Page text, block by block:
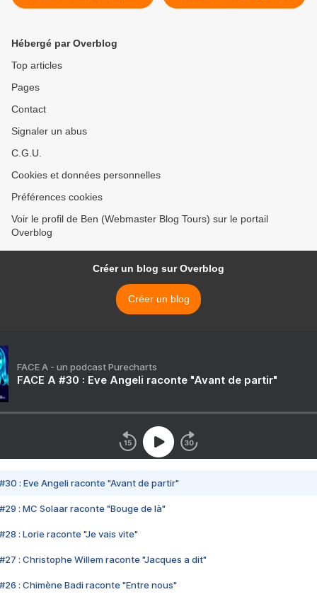
Hébergé par Overblog
Top articles
Pages
Contact
Signaler un abus
C.G.U.
Cookies et données personnelles
Préférences cookies
Voir le profil de Ben (Webmaster Blog Tours) sur le portail
Overblog
Créer un blog sur Overblog
Créer un blog
FACE A - un podcast Purecharts
FACE A #30 : Eve Angeli raconte "Avant de partir"
#30 : Eve Angeli raconte "Avant de partir"
#29 : MC Solaar raconte "Bouge de là"
#28 : Lorie raconte "Je vais vite"
#27 : Christophe Willem raconte "Jacques a dit"
#26 : Chimène Badi raconte "Entre nous"